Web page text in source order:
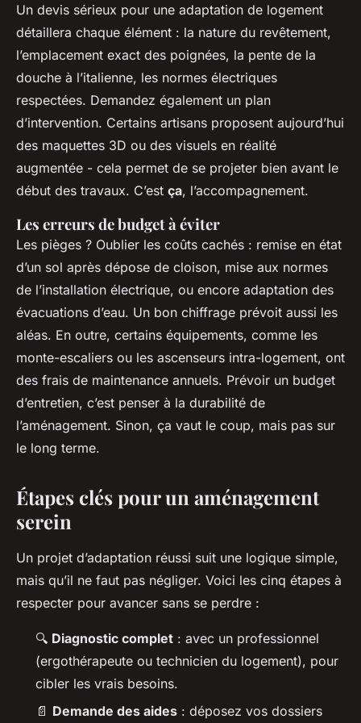
Un devis sérieux pour une adaptation de logement
détaillera chaque élément : la nature du revêtement,
l’emplacement exact des poignées, la pente de la
douche à l’italienne, les normes électriques
respectées. Demandez également un plan
d’intervention. Certains artisans proposent aujourd’hui
des maquettes 3D ou des visuels en réalité
augmentée - cela permet de se projeter bien avant le
début des travaux. C’est ça, l’accompagnement.
Les erreurs de budget à éviter
Les pièges ? Oublier les coûts cachés : remise en état
d’un sol après dépose de cloison, mise aux normes
de l’installation électrique, ou encore adaptation des
évacuations d’eau. Un bon chiffrage prévoit aussi les
aléas. En outre, certains équipements, comme les
monte-escaliers ou les ascenseurs intra-logement, ont
des frais de maintenance annuels. Prévoir un budget
d’entretien, c’est penser à la durabilité de
l’aménagement. Sinon, ça vaut le coup, mais pas sur
le long terme.
Étapes clés pour un aménagement
serein
Un projet d’adaptation réussi suit une logique simple,
mais qu’il ne faut pas négliger. Voici les cinq étapes à
respecter pour avancer sans se perdre :
🔍 Diagnostic complet : avec un professionnel
(ergothérapeute ou technicien du logement), pour
cibler les vrais besoins.
📄 Demande des aides : déposez vos dossiers